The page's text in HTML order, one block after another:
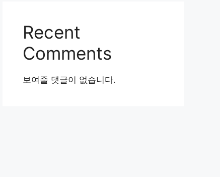
Recent
Comments
보여줄 댓글이 없습니다.